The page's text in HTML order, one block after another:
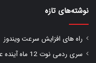
نوشته‌های تازه
راه های افزایش سرعت ویندوز
سری ردمی نوت 12 ماه آینده عرضه شود